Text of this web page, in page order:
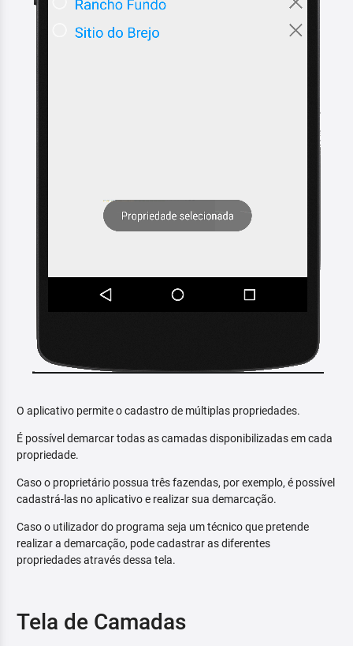
O aplicativo permite o cadastro de múltiplas propriedades.
É possível demarcar todas as camadas disponibilizadas em cada
propriedade.
Caso o proprietário possua três fazendas, por exemplo, é possível
cadastrá-las no aplicativo e realizar sua demarcação.
Caso o utilizador do programa seja um técnico que pretende
realizar a demarcação, pode cadastrar as diferentes
propriedades através dessa tela.
Tela de Camadas